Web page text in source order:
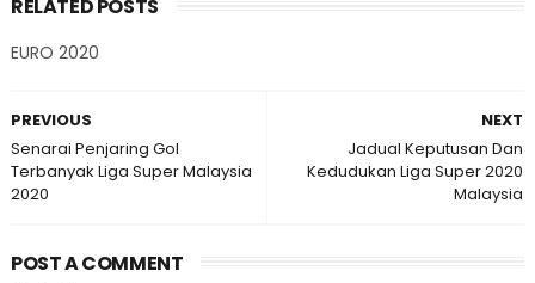
RELATED POSTS
EURO 2020
NEXT
Jadual Keputusan Dan
Kedudukan Liga Super 2020
Malaysia
PREVIOUS
Senarai Penjaring Gol
Terbanyak Liga Super Malaysia
2020
POST A COMMENT